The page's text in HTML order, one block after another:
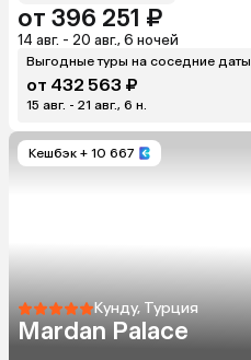
от 396 251 ₽
14 авг. - 20 авг., 6 ночей
Выгодные туры на соседние даты
от 432 563 ₽
15 авг. - 21 авг., 6 н.
Кешбэк + 10 667
Кунду, Турция
Mardan Palace